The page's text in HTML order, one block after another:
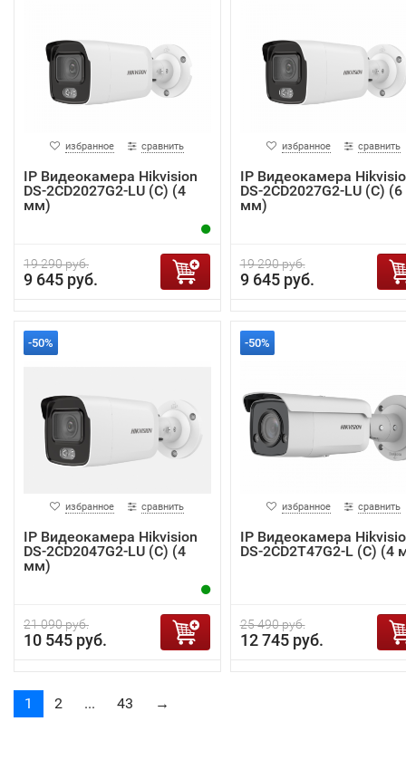
избранное сравнить
IP Видеокамера Hikvision
DS-2CD2027G2-LU (C) (4
мм)
19 290 руб.
9 645 руб.
избранное сравнить
IP Видеокамера
DS-2CD2027G2-LU (C) (6
мм)
19 290 руб.
9 645 руб.
-50%
избранное сравнить
IP Видеокамера Hikvision
DS-2CD2047G2-LU (C) (4
мм)
21 090 руб.
10 545 руб.
-50%
избранное сравнить
IP Видеокамера
DS-2CD2T47G2-L (C) (4
25 490 руб.
12 745 руб.
1 2 ... 43 →